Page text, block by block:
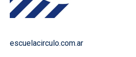
escuelacirculo.com.ar